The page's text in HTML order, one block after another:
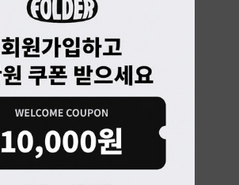
베스트 랭킹